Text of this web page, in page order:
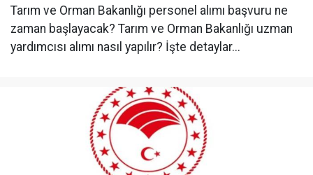
Tarım ve Orman Bakanlığı personel alımı başvuru ne
zaman başlayacak? Tarım ve Orman Bakanlığı uzman
yardımcısı alımı nasıl yapılır? İşte detaylar...